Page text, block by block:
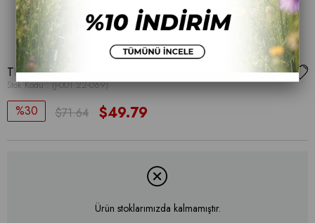
TERLİK
Stok Kodu (J-001 22-069)
30 $71.64 $49.79
Ürün stoklarımızda kalmamıştır.